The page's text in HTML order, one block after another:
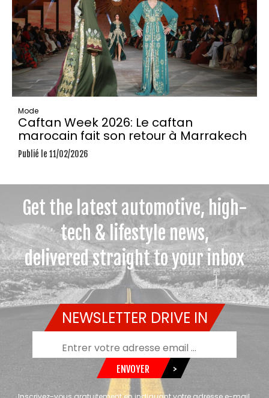
Mode
Caftan Week 2026: Le caftan
marocain fait son retour à Marrakech
Publié le 11/02/2026
Get the latest automotive, high-
tech & lifestyle news,
delivered straight to your inbox
NEWSLETTER DRIVE IN
ENVOYER >